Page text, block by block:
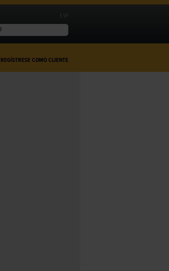
REGÍSTRESE COMO CLIENTE